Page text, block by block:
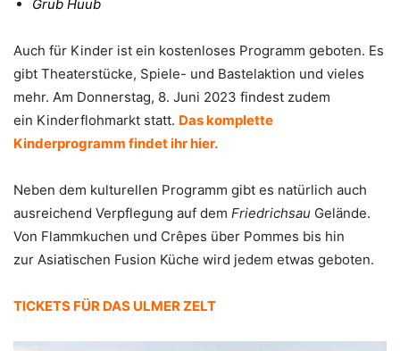
Grub Huub
Auch für Kinder ist ein kostenloses Programm geboten. Es
gibt Theaterstücke, Spiele- und Bastelaktion und vieles
mehr. Am Donnerstag, 8. Juni 2023 findest zudem
ein Kinderflohmarkt statt. Das komplette
Kinderprogramm findet ihr hier.
Neben dem kulturellen Programm gibt es natürlich auch
ausreichend Verpflegung auf dem Friedrichsau Gelände.
Von Flammkuchen und Crêpes über Pommes bis hin
zur Asiatischen Fusion Küche wird jedem etwas geboten.
TICKETS FÜR DAS ULMER ZELT